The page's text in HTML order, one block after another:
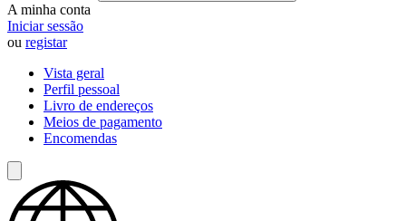
A minha conta
Iniciar sessão
ou registar
Vista geral
Perfil pessoal
Livro de endereços
Meios de pagamento
Encomendas